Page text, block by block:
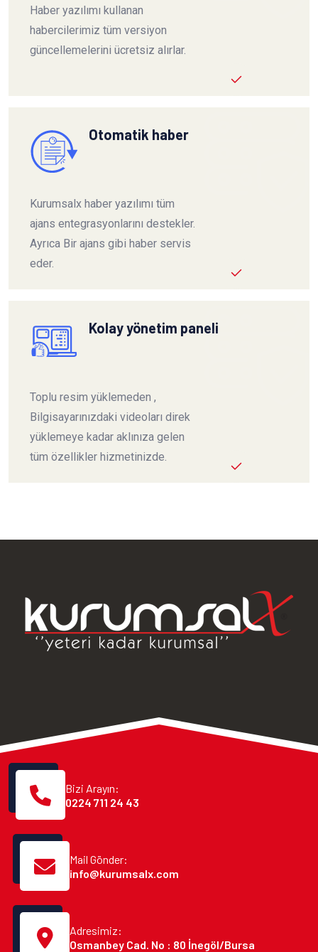
Haber yazılımı kullanan
habercilerimiz tüm versiyon
güncellemelerini ücretsiz alırlar.
Otomatik haber
Kurumsalx haber yazılımı tüm
ajans entegrasyonlarını destekler.
Ayrıca Bir ajans gibi haber servis
eder.
Kolay yönetim paneli
Toplu resim yüklemeden ,
Bilgisayarınızdaki videoları direk
yüklemeye kadar aklınıza gelen
tüm özellikler hizmetinizde.
Bizi Arayın:
0224 711 24 43
Mail Gönder:
info@kurumsalx.com
Adresimiz:
Osmanbey Cad. No : 80 İnegöl/Bursa